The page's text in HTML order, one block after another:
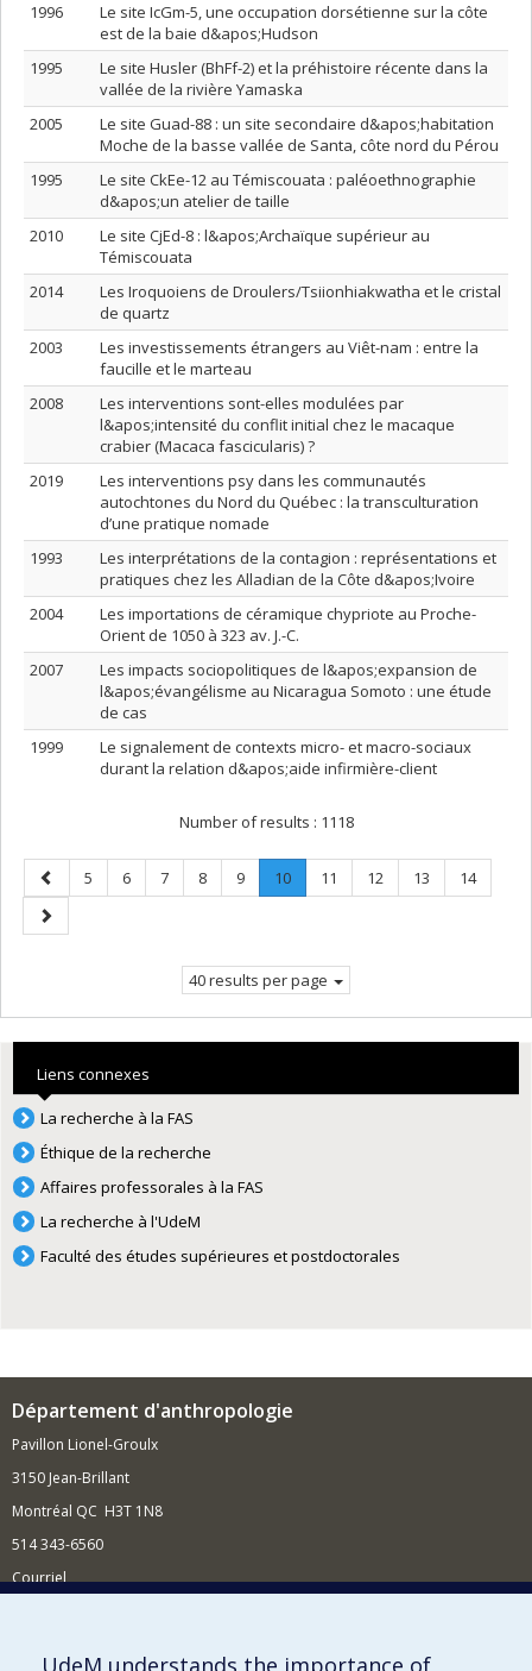
1996
Le site IcGm-5, une occupation dorsétienne sur la côte
est de la baie d&apos;Hudson
1995
Le site Husler (BhFf-2) et la préhistoire récente dans la
vallée de la rivière Yamaska
2005
Le site Guad-88 : un site secondaire d&apos;habitation
Moche de la basse vallée de Santa, côte nord du Pérou
1995
Le site CkEe-12 au Témiscouata : paléoethnographie
d&apos;un atelier de taille
2010
Le site CjEd-8 : l&apos;Archaïque supérieur au
Témiscouata
2014
Les Iroquoiens de Droulers/Tsiionhiakwatha et le cristal
de quartz
2003
Les investissements étrangers au Viêt-nam : entre la
faucille et le marteau
2008
Les interventions sont-elles modulées par
l&apos;intensité du conflit initial chez le macaque
crabier (Macaca fascicularis) ?
2019
Les interventions psy dans les communautés
autochtones du Nord du Québec : la transculturation
d’une pratique nomade
1993
Les interprétations de la contagion : représentations et
pratiques chez les Alladian de la Côte d&apos;Ivoire
2004
Les importations de céramique chypriote au Proche-
Orient de 1050 à 323 av. J.-C.
2007
Les impacts sociopolitiques de l&apos;expansion de
l&apos;évangélisme au Nicaragua Somoto : une étude
de cas
1999
Le signalement de contexts micro- et macro-sociaux
durant la relation d&apos;aide infirmière-client
Number of results : 1118
Previous
page
Page
5 Page
6 Page
7 Page
8 Page
9 Page
10.
Current
Page
11 Page
12 Page
13 Page
14
Next
page
40 results per page
Liens connexes
La recherche à la FAS
Éthique de la recherche
Affaires professorales à la FAS
La recherche à l'UdeM
Faculté des études supérieures et postdoctorales
Département d'anthropologie
Pavillon Lionel-Groulx
3150 Jean-Brillant
Montréal QC H3T 1N8
514 343-6560
Courriel
Comment soutenir le Département?
UdeM understands the importance of